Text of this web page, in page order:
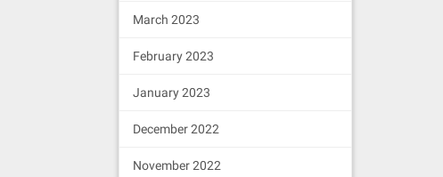
March 2023
February 2023
January 2023
December 2022
November 2022